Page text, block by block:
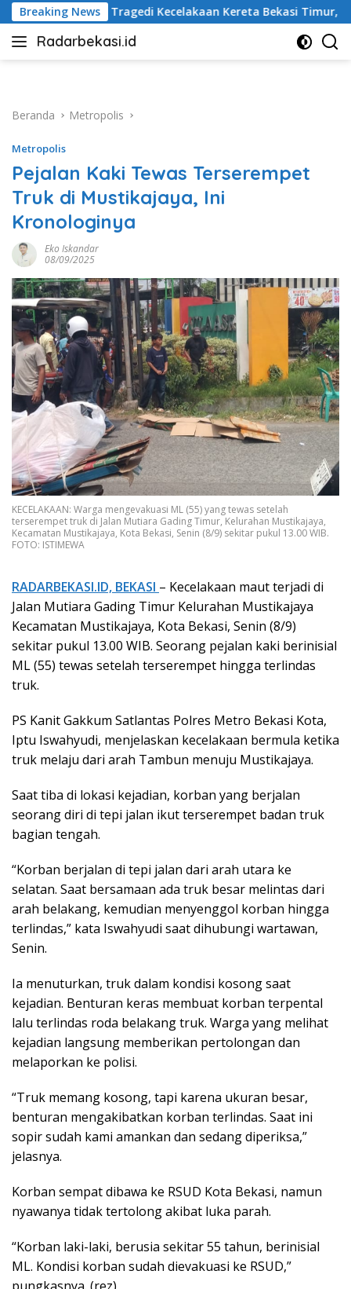
Langsung
ke
konten
Breaking NewsKereta Bekasi Timur, Keluarga Korban Gelar Doa
Radarbekasi.id
Berita
Beranda
Metropolis
Metropolis
Pejalan Kaki Tewas Terserempet
Truk di Mustikajaya, Ini
Kronologinya
Eko Iskandar
08/09/2025
KECELAKAAN: Warga mengevakuasi ML (55) yang tewas setelah
terserempet truk di Jalan Mutiara Gading Timur, Kelurahan Mustikajaya,
Kecamatan Mustikajaya, Kota Bekasi, Senin (8/9) sekitar pukul 13.00 WIB.
FOTO: ISTIMEWA
RADARBEKASI.ID, BEKASI – Kecelakaan maut terjadi di
Jalan Mutiara Gading Timur Kelurahan Mustikajaya
Kecamatan Mustikajaya, Kota Bekasi, Senin (8/9)
sekitar pukul 13.00 WIB. Seorang pejalan kaki berinisial
ML (55) tewas setelah terserempet hingga terlindas
truk.
PS Kanit Gakkum Satlantas Polres Metro Bekasi Kota,
Iptu Iswahyudi, menjelaskan kecelakaan bermula ketika
truk melaju dari arah Tambun menuju Mustikajaya.
Saat tiba di lokasi kejadian, korban yang berjalan
seorang diri di tepi jalan ikut terserempet badan truk
bagian tengah.
“Korban berjalan di tepi jalan dari arah utara ke
selatan. Saat bersamaan ada truk besar melintas dari
arah belakang, kemudian menyenggol korban hingga
terlindas,” kata Iswahyudi saat dihubungi wartawan,
Senin.
Ia menuturkan, truk dalam kondisi kosong saat
kejadian. Benturan keras membuat korban terpental
lalu terlindas roda belakang truk. Warga yang melihat
kejadian langsung memberikan pertolongan dan
melaporkan ke polisi.
“Truk memang kosong, tapi karena ukuran besar,
benturan mengakibatkan korban terlindas. Saat ini
sopir sudah kami amankan dan sedang diperiksa,”
jelasnya.
Korban sempat dibawa ke RSUD Kota Bekasi, namun
nyawanya tidak tertolong akibat luka parah.
“Korban laki-laki, berusia sekitar 55 tahun, berinisial
ML. Kondisi korban sudah dievakuasi ke RSUD,”